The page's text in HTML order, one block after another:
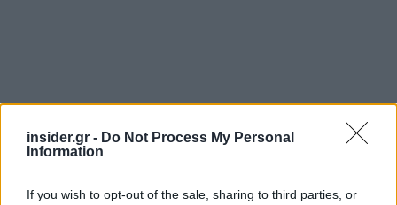
insider.gr - Do Not Process My Personal
Information
If you wish to opt-out of the sale, sharing to third parties, or